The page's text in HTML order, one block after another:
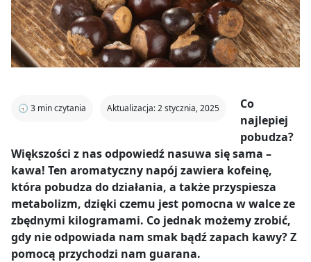
🕣 3 min czytania Aktualizacja: 2 stycznia, 2025
Co
najlepiej
pobudza?
Większości z nas odpowiedź nasuwa się sama –
kawa! Ten aromatyczny napój zawiera kofeinę,
która pobudza do działania, a także przyspiesza
metabolizm, dzięki czemu jest pomocna w walce ze
zbędnymi kilogramami. Co jednak możemy zrobić,
gdy nie odpowiada nam smak bądź zapach kawy? Z
pomocą przychodzi nam guarana.